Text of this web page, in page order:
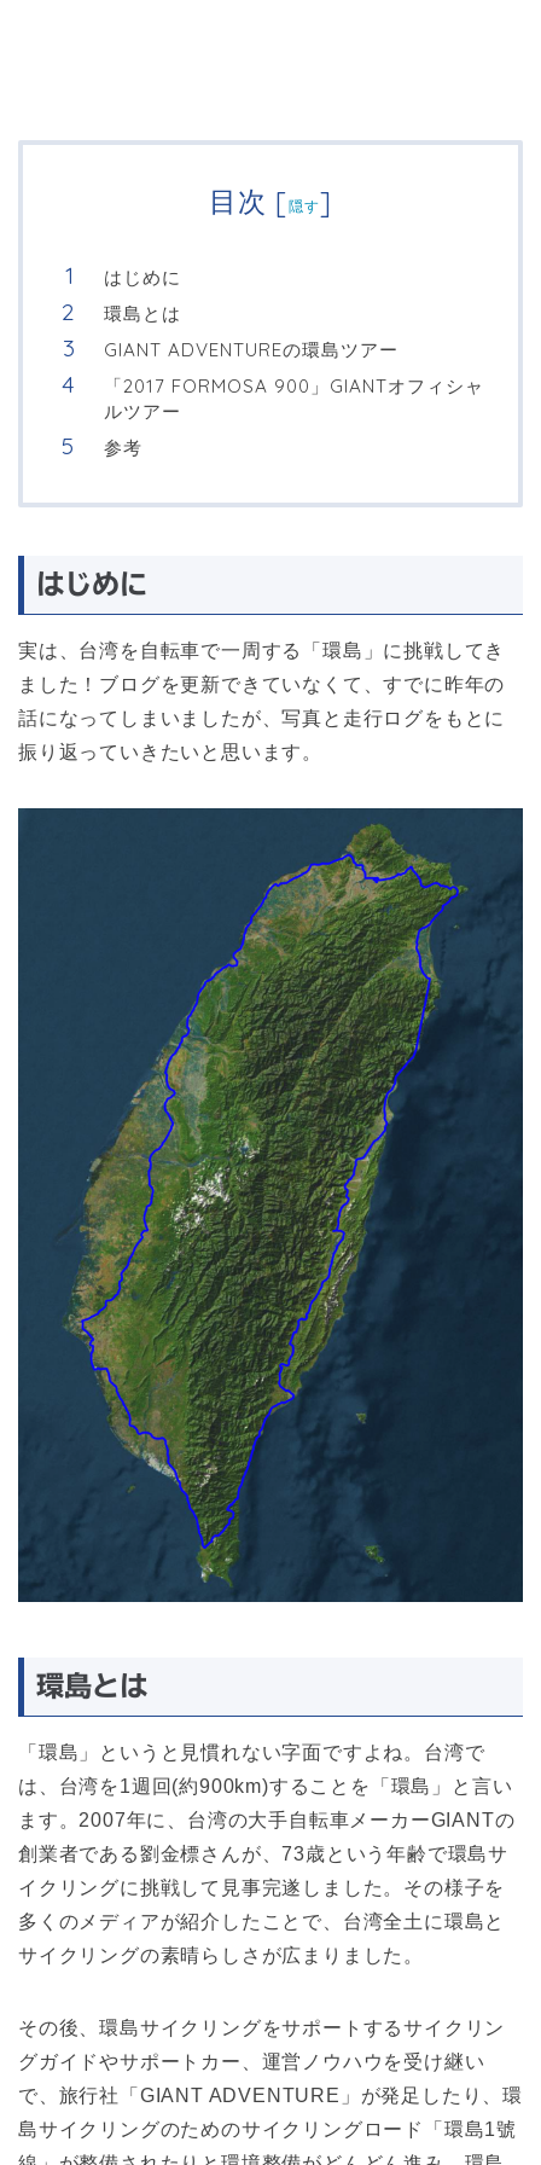
目次 [隠す]
はじめに
環島とは
GIANT ADVENTUREの環島ツアー
「2017 FORMOSA 900」GIANTオフィシャ
ルツアー
参考
はじめに
実は、台湾を自転車で一周する「環島」に挑戦してき
ました！ブログを更新できていなくて、すでに昨年の
話になってしまいましたが、写真と走行ログをもとに
振り返っていきたいと思います。
環島とは
「環島」というと見慣れない字面ですよね。台湾で
は、台湾を1週回(約900km)することを「環島」と言い
ます。2007年に、台湾の大手自転車メーカーGIANTの
創業者である劉金標さんが、73歳という年齢で環島サ
イクリングに挑戦して見事完遂しました。その様子を
多くのメディアが紹介したことで、台湾全土に環島と
サイクリングの素晴らしさが広まりました。
その後、環島サイクリングをサポートするサイクリン
グガイドやサポートカー、運営ノウハウを受け継い
で、旅行社「GIANT ADVENTURE」が発足したり、環
島サイクリングのためのサイクリングロード「環島1號